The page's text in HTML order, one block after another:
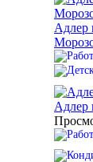
Адлер
Адлер